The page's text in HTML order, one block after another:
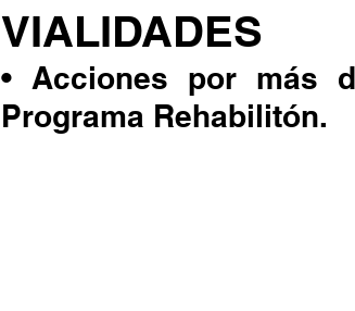
VIALIDADES
• Acciones por más
Programa Rehabilitón.